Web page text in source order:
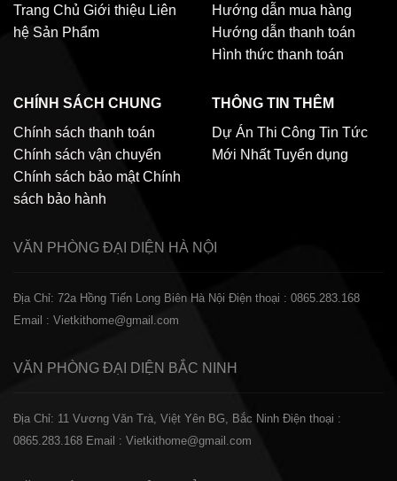
Trang Chủ Giới thiệu Liên
hệ Sản Phẩm
Hướng dẫn mua hàng
Hướng dẫn thanh toán
Hình thức thanh toán
CHÍNH SÁCH CHUNG
Chính sách thanh toán
Chính sách vận chuyển
Chính sách bảo mật Chính
sách bảo hành
THÔNG TIN THÊM
Dự Án Thi Công Tin Tức
Mới Nhất Tuyển dụng
VĂN PHÒNG ĐẠI DIỆN HÀ NỘI
Địa Chỉ: 72a Hồng Tiến Long Biên Hà Nội Điện thoại : 0865.283.168
Email : Vietkithome@gmail.com
VĂN PHÒNG ĐẠI DIỆN BẮC NINH
Địa Chỉ: 11 Vương Văn Trà, Việt Yên BG, Bắc Ninh Điện thoại :
0865.283.168 Email : Vietkithome@gmail.com